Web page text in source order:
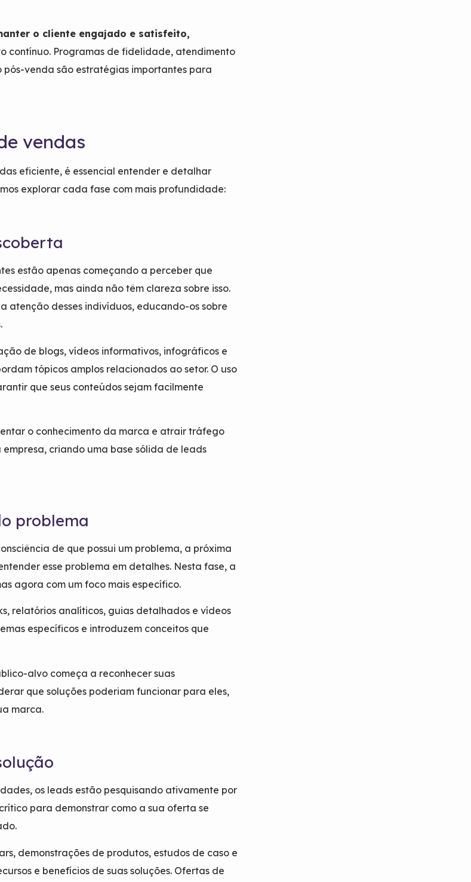
o cliente engajado e satisfeito,
contínuo. Programas de fidelidade, atendimento
venda são estratégias importantes para
vendas
eficiente, é essencial entender e detalhar
explorar cada fase com mais profundidade:
estão apenas começando a perceber que
mas ainda não têm clareza sobre isso.
atenção desses indivíduos, educando-os sobre
de blogs, vídeos informativos, infográficos e
tópicos amplos relacionados ao setor. O uso
que seus conteúdos sejam facilmente
o conhecimento da marca e atrair tráfego
criando uma base sólida de leads
problema
de que possui um problema, a próxima
esse problema em detalhes. Nesta fase, a
agora com um foco mais específico.
relatórios analíticos, guias detalhados e vídeos
específicos e introduzem conceitos que
alvo começa a reconhecer suas
que soluções poderiam funcionar para eles,
marca.
os leads estão pesquisando ativamente por
para demonstrar como a sua oferta se
demonstrações de produtos, estudos de caso e
e benefícios de suas soluções. Ofertas de